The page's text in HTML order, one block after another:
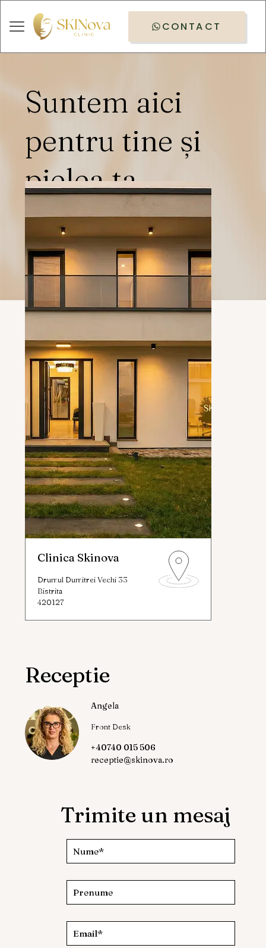
CONTACT
Suntem aici
pentru tine și
pielea ta.
Clinica Skinova
Drumul Dumitrei Vechi 33
Bistrita
420127
Receptie
Angela
Front Desk
+40740 015 506
receptie@skinova.ro
Trimite un mesaj